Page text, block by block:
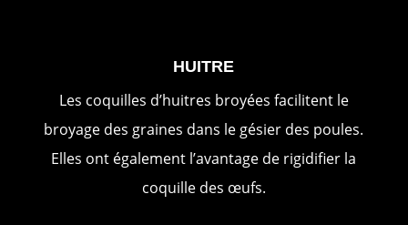
HUITRE
Les coquilles d’huitres broyées facilitent le
broyage des graines dans le gésier des poules.
Elles ont également l’avantage de rigidifier la
coquille des œufs.